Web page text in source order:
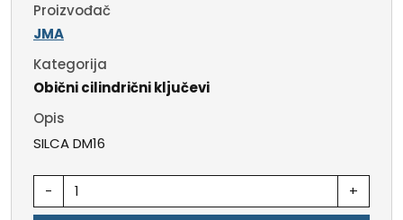
Proizvođač
JMA
Kategorija
Obični cilindrični ključevi
Opis
SILCA DM16
- +